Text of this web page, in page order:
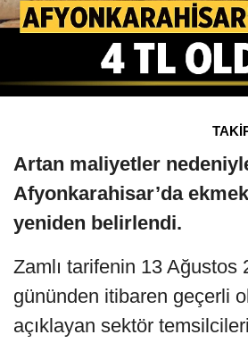
Artan maliyetler
Afyonkarahisar’da
yeniden belirlendi.
Zamlı tarifenin 13 Ağustos
gününden itibaren geçerli
açıklayan sektör